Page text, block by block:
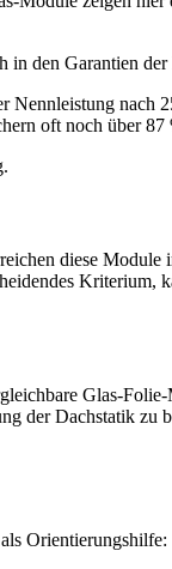
in den Garantien
Nennleistung nach
oft noch über
diese
Kriterium,
Glas-
der Dachstatik zu
Orientierungshilfe: